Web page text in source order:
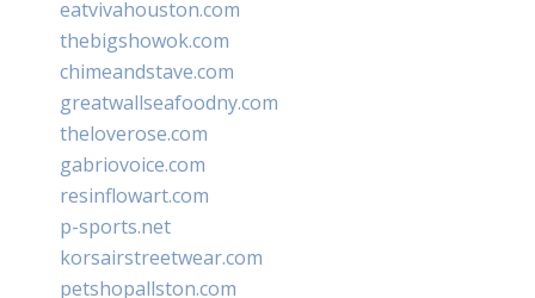
eatvivahouston.com
thebigshowok.com
chimeandstave.com
greatwallseafoodny.com
theloverose.com
gabriovoice.com
resinflowart.com
p-sports.net
korsairstreetwear.com
petshopallston.com